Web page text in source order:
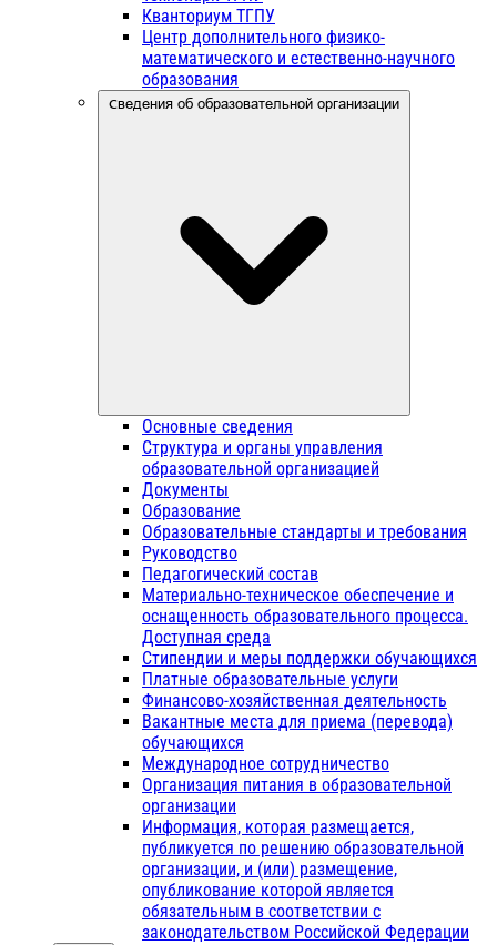
Кванториум ТГПУ
Центр дополнительного физико-
математического и естественно-научного
образования
Сведения об образовательной организации
Основные сведения
Структура и органы управления
образовательной организацией
Документы
Образование
Образовательные стандарты и требования
Руководство
Педагогический состав
Материально-техническое обеспечение и
оснащенность образовательного процесса.
Доступная среда
Стипендии и меры поддержки обучающихся
Платные образовательные услуги
Финансово-хозяйственная деятельность
Вакантные места для приема (перевода)
обучающихся
Международное сотрудничество
Организация питания в образовательной
организации
Информация, которая размещается,
публикуется по решению образовательной
организации, и (или) размещение,
опубликование которой является
обязательным в соответствии с
законодательством Российской Федерации